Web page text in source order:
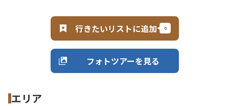
行きたいリストに追加
フォトツアーを見る
エリア